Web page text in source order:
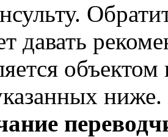
давать
ниже.